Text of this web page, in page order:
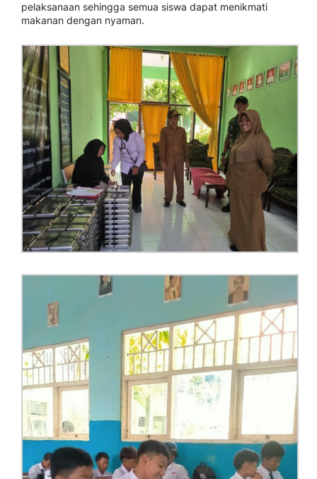
pelaksanaan sehingga semua siswa dapat menikmati
makanan dengan nyaman.